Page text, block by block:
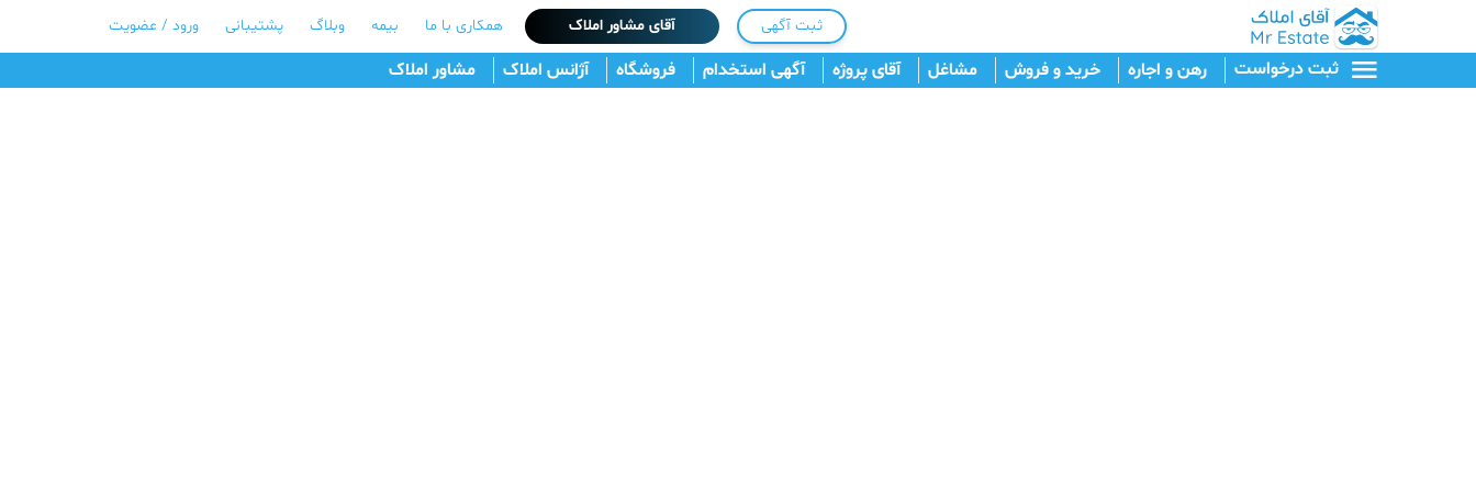
ثبت آگهی آقای مشاور املاک همکاری با ما بیمه وبلاگ پشتیبانی ورود / عضویت
ثبت درخواست رهن و اجاره خرید و فروش مشاغل آقای پروژه آگهی استخدام فروشگاه آژانس املاک مشاور املاک